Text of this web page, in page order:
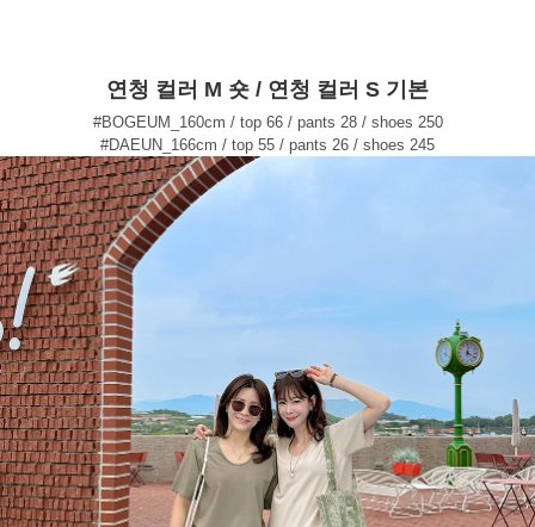
연청 컬러 M 숏 / 연청 컬러 S 기본
#BOGEUM_160cm / top 66 / pants 28 / shoes 250
#DAEUN_166cm / top 55 / pants 26 / shoes 245